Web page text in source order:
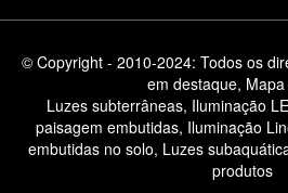
© Copyright - 2010-2024: Todos os
em destaque,
Luzes subterrâneas, Iluminação
paisagem embutidas, Iluminação
embutidas no solo, Luzes
produtos